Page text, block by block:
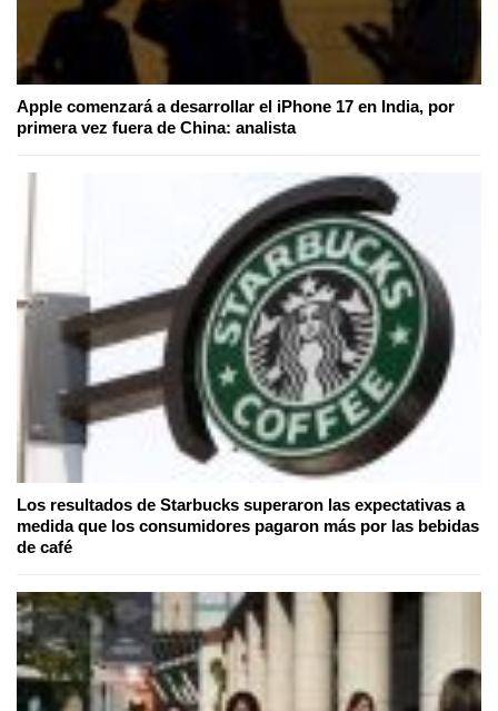
Apple comenzará a desarrollar el iPhone 17 en India, por
primera vez fuera de China: analista
Los resultados de Starbucks superaron las expectativas a
medida que los consumidores pagaron más por las bebidas
de café